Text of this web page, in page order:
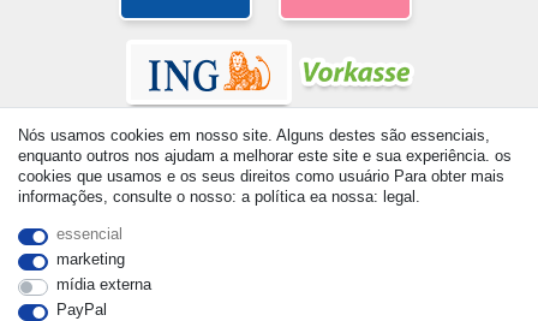
reserved. Prices incl. VAT. 19% VAT Basic prices see article detail
| * Applies to deliveries to the UK!
Nós usamos cookies em nosso site. Alguns destes são essenciais,
enquanto outros nos ajudam a melhorar este site e sua experiência. os
cookies que usamos e os seus direitos como usuário Para obter mais
informações, consulte o nosso: a política ea nossa: legal.
essencial
marketing
mídia externa
PayPal